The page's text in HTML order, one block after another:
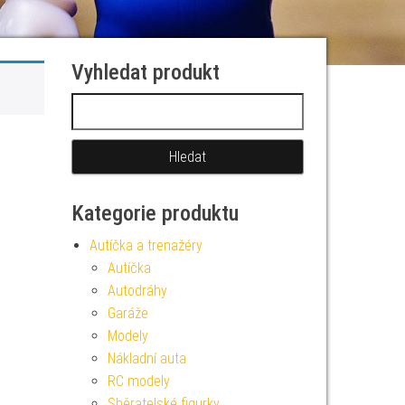
Vyhledat produkt
Kategorie produktu
Autíčka a trenažéry
Autíčka
Autodráhy
Garáže
Modely
Nákladní auta
RC modely